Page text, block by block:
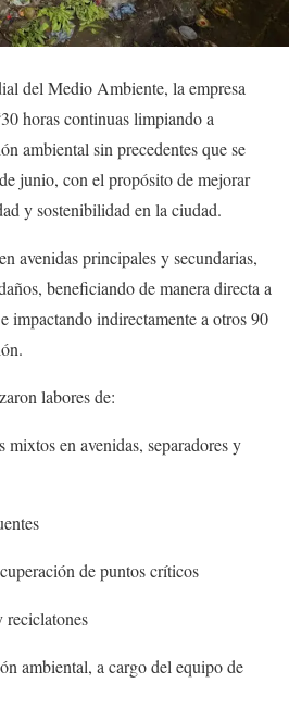
del Medio Ambiente, la empresa
horas continuas limpiando a
ambiental sin precedentes que se
junio, con el propósito de mejorar
y sostenibilidad en la ciudad.
avenidas principales y secundarias,
, beneficiando de manera directa a
impactando indirectamente a otros90
labores de:
mixtos en avenidas, separadores y
de puntos críticos
reciclatones
ambiental, a cargo del equipo de